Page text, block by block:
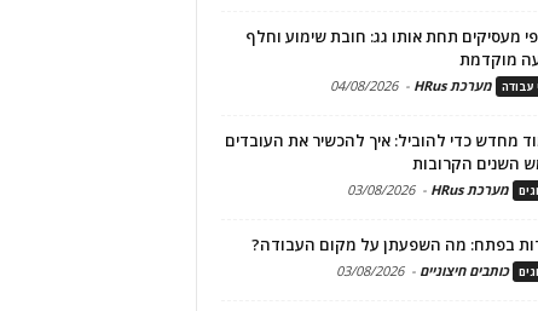
מעסיקים תחת אותו גג: חובת שימוע וחלף
מוקדמת
עבודה מערכת HRus -
04/08/2026
מחדש כדי להוביל: איך להכשיר את העובדים
השנים הקרובות
מערכת HRus -
03/08/2026
בפתח: מה השפעתן על מקום העבודה?
כותבים חיצוניים -
03/08/2026